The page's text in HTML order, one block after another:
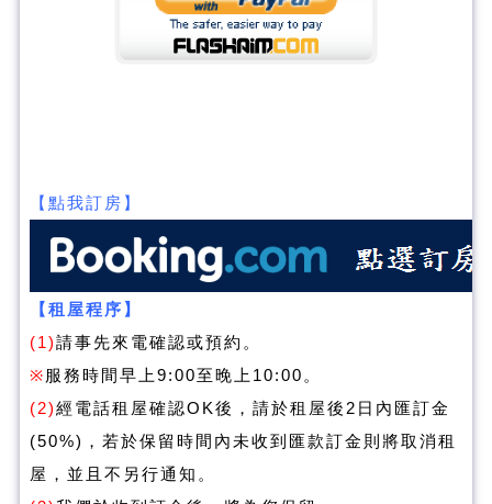
【點我訂房】
【租屋程序】
(1)請事先來電確認或預約。
※服務時間早上9:00至晚上10:00。
(2)經電話租屋確認OK後，請於租屋後2日內匯訂金
(50%)，若於保留時間內未收到匯款訂金則將取消租
屋，並且不另行通知。